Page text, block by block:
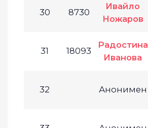
30 8730
Ивайло
Ножаров
31 18093
Радостина
Иванова
32 Анонимен